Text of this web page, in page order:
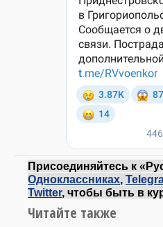
Присоединяйтесь к
Одноклассниках,
Twitter, чтобы быть в
Читайте также